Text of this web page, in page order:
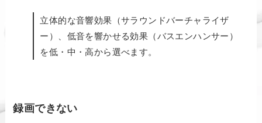
立体的な音響効果（サラウンドバーチャライザ
ー）、低音を響かせる効果（バスエンハンサー）
を低・中・高から選べます。
録画できない